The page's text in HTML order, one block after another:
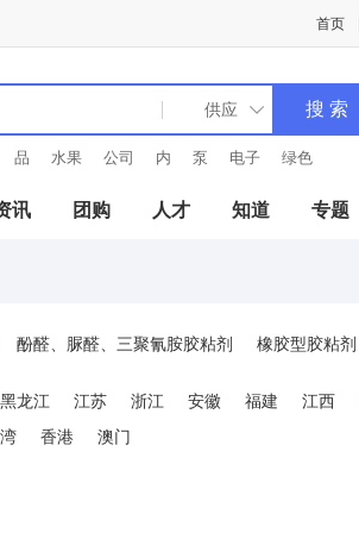
首页
品 水果 公司 内 泵 电子 绿色
讯 团购 人才 知道 专题
酚醛、脲醛、三聚氰胺胶粘剂 橡胶型胶粘剂
黑龙江 江苏 浙江 安徽 福建 江西
香港 澳门